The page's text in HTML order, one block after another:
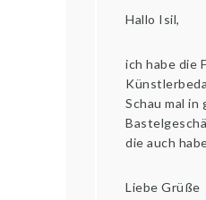
Hallo Isil,
ich habe die
Schau mal
die auch
Liebe Grüße